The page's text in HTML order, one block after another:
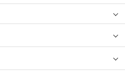
お歳暮
ジルスチュアート
SK-Ⅱ
新宿高野
ママ＆キッズ
五月人形